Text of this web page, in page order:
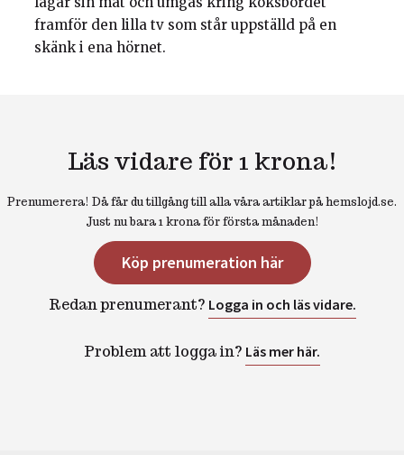
framför den lilla tv som står uppställd på en
skänk i ena hörnet.
Läs vidare för 1 krona!
Prenumerera! Då får du tillgång till alla våra artiklar på hemslojd.se.
Just nu bara 1 krona för första månaden!
Köp prenumeration här
Redan prenumerant? Logga in och läs vidare.
Problem att logga in? Läs mer här.